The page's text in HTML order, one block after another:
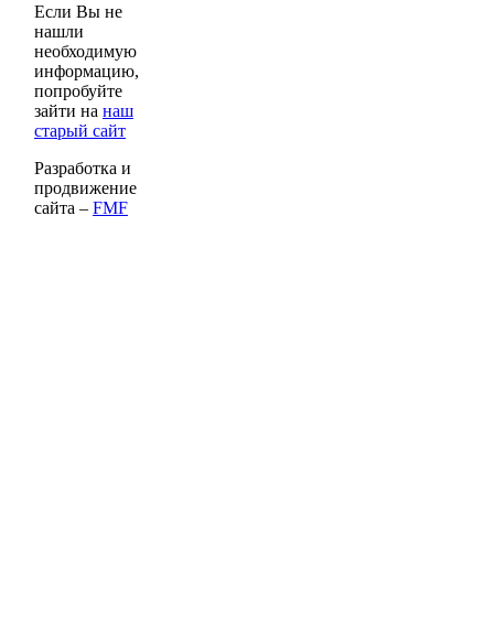
Если Вы не
нашли
необходимую
информацию,
попробуйте
зайти на наш
старый сайт
Разработка и
продвижение
сайта – FMF